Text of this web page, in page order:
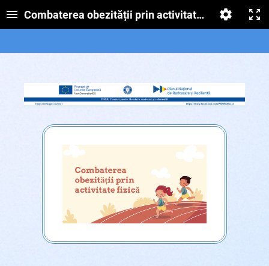
Combaterea obezității prin activitate fizică